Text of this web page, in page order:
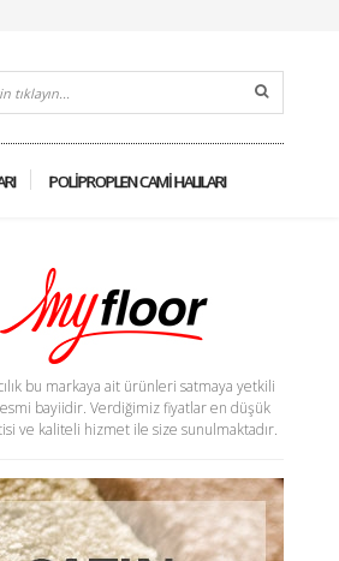
POLIPROPLEN CAMI HALILARI
bu markaya ait ürünleri satmaya yetkili
resmi bayiidir. Verdiğimiz fiyatlar en düşük
ve kaliteli hizmet ile size sunulmaktadır.